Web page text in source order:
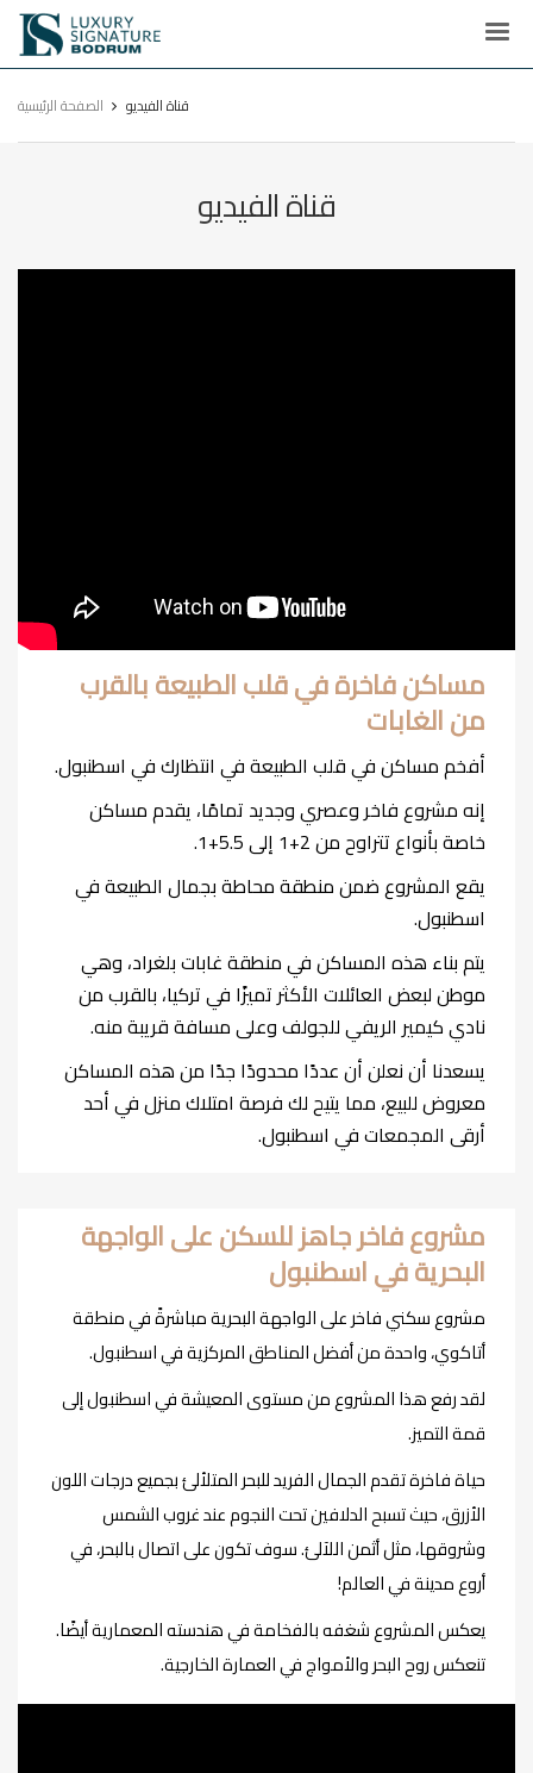
Luxury
Signature
الصفحة الرئيسية قناة الفيديو
قناة الفيديو
مساكن فاخرة في قلب الطبيعة بالقرب
من الغابات
أفخم مساكن في قلب الطبيعة في انتظارك في اسطنبول.
إنه مشروع فاخر وعصري وجديد تمامًا، يقدم مساكن
خاصة بأنواع تتراوح من 2+1 إلى 5.5+1.
يقع المشروع ضمن منطقة محاطة بجمال الطبيعة في
اسطنبول.
يتم بناء هذه المساكن في منطقة غابات بلغراد، وهي
موطن لبعض العائلات الأكثر تميزًا في تركيا، بالقرب من
نادي كيمير الريفي للجولف وعلى مسافة قريبة منه.
يسعدنا أن نعلن أن عددًا محدودًا جدًا من هذه المساكن
معروض للبيع، مما يتيح لك فرصة امتلاك منزل في أحد
أرقى المجمعات في اسطنبول.
مشروع فاخر جاهز للسكن على الواجهة
البحرية في اسطنبول
مشروع سكني فاخر على الواجهة البحرية مباشرةً في منطقة
أتاكوي، واحدة من أفضل المناطق المركزية في اسطنبول.
لقد رفع هذا المشروع من مستوى المعيشة في اسطنبول إلى
قمة التميز.
حياة فاخرة تقدم الجمال الفريد للبحر المتلألئ بجميع درجات اللون
الأزرق، حيث تسبح الدلافين تحت النجوم عند غروب الشمس
وشروقها، مثل أثمن اللآلئ. سوف تكون على اتصال بالبحر، في
أروع مدينة في العالم!
يعكس المشروع شغفه بالفخامة في هندسته المعمارية أيضًا.
تنعكس روح البحر والأمواج في العمارة الخارجية.